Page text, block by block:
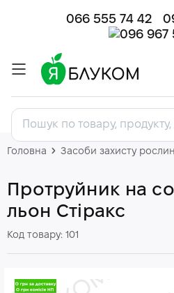
066 555 74 42
Головна Засоби захисту рослин
Протруйник на
льон Стіракс
Код товару: 101